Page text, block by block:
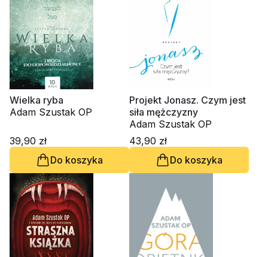
Wielka ryba
Adam Szustak OP
39,90 zł
Do koszyka
Projekt Jonasz. Czym jest
siła mężczyzny
Adam Szustak OP
43,90 zł
Do koszyka